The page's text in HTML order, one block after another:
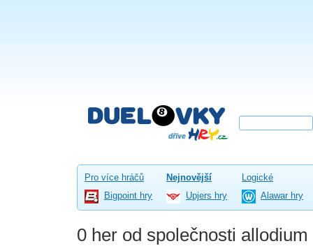
Pro více hráčů Nejnovější
Logické
Bigpoint hry
Upjers hry Alawar hry
0 her od společnosti allodium